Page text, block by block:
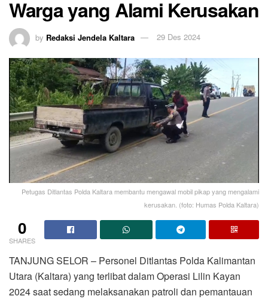
Warga yang Alami Kerusakan
by Redaksi Jendela Kaltara 29 Des 2024
Petugas Ditlantas Polda Kaltara membantu mengawal mobil pikap yang mengalami
kerusakan. (foto: Humas Polda Kaltara)
0
SHARES
TANJUNG SELOR – Personel Ditlantas Polda Kalimantan
Utara (Kaltara) yang terlibat dalam Operasi Lilin Kayan
2024 saat sedang melaksanakan patroli dan pemantauan